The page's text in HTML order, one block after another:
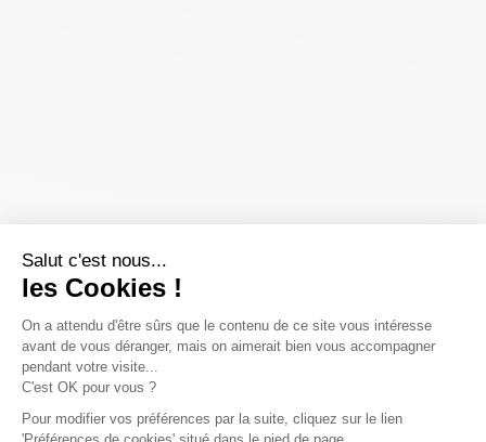
Salut c'est nous...
les Cookies !
On a attendu d'être sûrs que le contenu de ce site vous intéresse
avant de vous déranger, mais on aimerait bien vous accompagner
pendant votre visite...
C'est OK pour vous ?
Pour modifier vos préférences par la suite, cliquez sur le lien
'Préférences de cookies' situé dans le pied de page.